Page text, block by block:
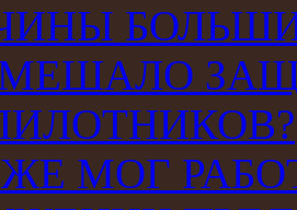
МОГ